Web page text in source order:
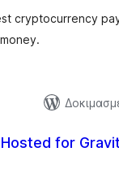
cryptocurrency
for